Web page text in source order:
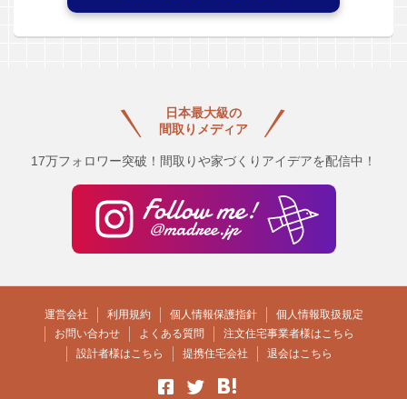
日本最大級の
間取りメディア
17万フォロワー突破！間取りや家づくりアイデアを配信中！
運営会社 利用規約 個人情報保護指針
個人情報取扱規定
お問い合わせ
よくある質問
注文住宅事業者様はこちら
設計者様はこちら
提携住宅会社 退会はこちら